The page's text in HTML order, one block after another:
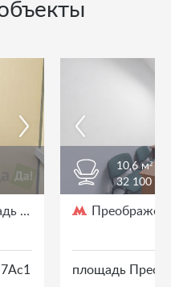
/ 3 мин. пешком
10,6 м²
32 100 ₽/
площадь